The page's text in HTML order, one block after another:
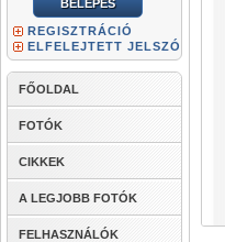
REGISZTRÁCIÓ
ELFELEJTETT JELSZÓ
FŐOLDAL
FOTÓK
CIKKEK
A LEGJOBB FOTÓK
FELHASZNÁLÓK